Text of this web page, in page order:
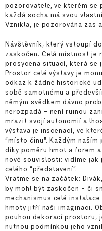
pozorovatele, ve kterém se
každá socha má svou
Vznikla, je pozorována zas
Návštěvník, který vstoupí
zaskočen. Celá místnost je
prosycena situací, která se
Prostor celé výstavy je
odkaz k žádné historické
sobě samotnému a
němým svědkem dávno
nerozpadá – není ruinou
mrazit svojí autonomií a
výstava je inscenací, ve
“místo činu”. Každým
díky poměru hmot a forem
nové souvislosti: vidíme
celého “představení”.
Vraťme se na začátek:
by mohl být zaskočen – či
mechanismus celé
hmoty jitří naši imaginaci.
pouhou dekorací prostoru,
nutnou podmínkou jeho